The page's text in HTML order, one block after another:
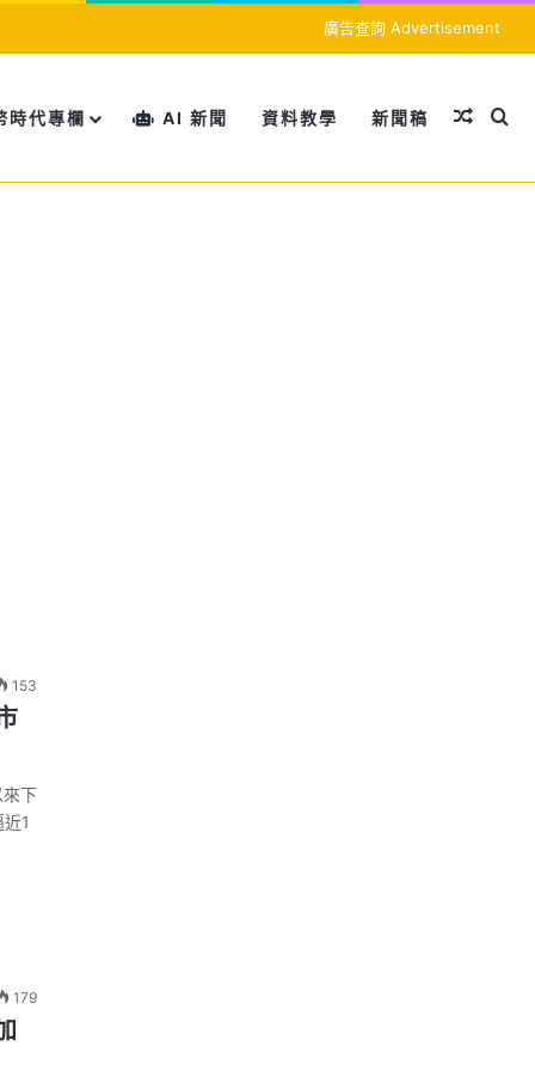
廣告查詢 Advertisement
時代專欄 AI 新聞 資料教學 新聞稿 隨機文
搜
153
下
1
179